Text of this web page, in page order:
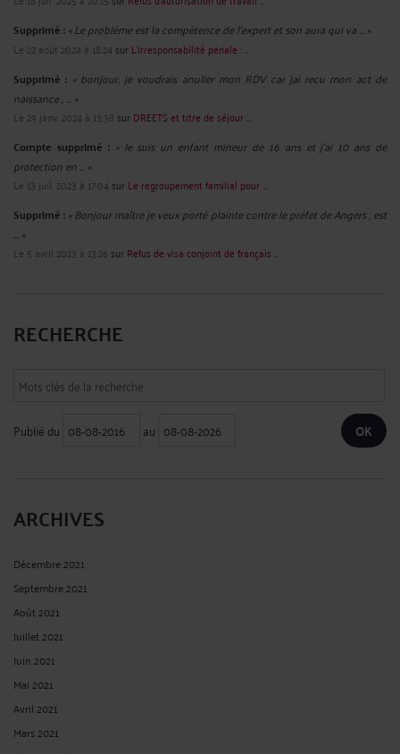
Supprimé :« Le problème est la compétence de l'expert et son aura qui va ... »
Le 22 août 2024 à 18:24 sur L'irresponsabilité pénale : ...
Supprimé : « bonjour, je voudrais anuller mon RDV car jai recu mon act de
naissance , ... »
Le 29 janv. 2024 à 13:38 sur DREETS et titre de séjour ...
Compte supprimé : « Je suis un enfant mineur de 16 ans et j'ai 10 ans de
protection en ... »
Le 13 juil. 2023 à 17:04 sur Le regroupement familial pour ...
Supprimé :« Bonjour maître je veux porté plainte contre le préfet de Angers , est
... »
Le 5 avril 2023 à 13:26 sur Refus de visa conjoint de français ...
RECHERCHE
Publié du au
ARCHIVES
Décembre 2021
Septembre 2021
Août 2021
Juillet 2021
Juin 2021
Mai 2021
Avril 2021
Mars 2021